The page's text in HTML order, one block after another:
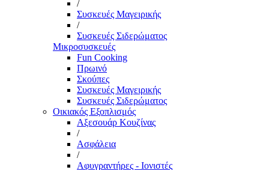
/
Συσκευές Μαγειρικής
/
Συσκευές Σιδερώματος
Μικροσυσκευές
Fun Cooking
Πρωινό
Σκούπες
Συσκευές Μαγειρικής
Συσκευές Σιδερώματος
Οικιακός Εξοπλισμός
Αξεσουάρ Κουζίνας
/
Ασφάλεια
/
Αφυγραντήρες - Ιονιστές